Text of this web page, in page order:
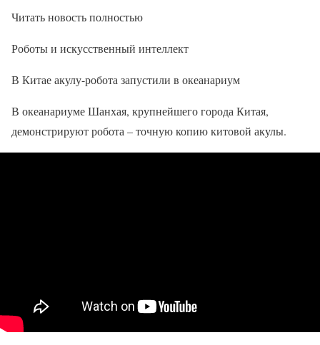
Читать новость полностью
Роботы и искусственный интеллект
В Китае акулу-робота запустили в океанариум
В океанариуме Шанхая, крупнейшего города Китая,
демонстрируют робота – точную копию китовой акулы.